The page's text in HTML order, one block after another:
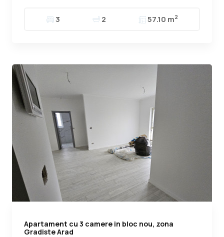
3 2 57.10 m2
Apartament cu 3 camere in bloc nou, zona
Gradiste Arad